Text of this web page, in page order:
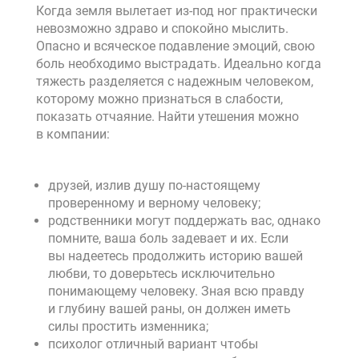
Когда земля вылетает из-под ног практически
невозможно здраво и спокойно мыслить.
Опасно и всяческое подавление эмоций, свою
боль необходимо выстрадать. Идеально когда
тяжесть разделяется с надежным человеком,
которому можно признаться в слабости,
показать отчаяние. Найти утешения можно
в компании:
друзей, излив душу по-настоящему
проверенному и верному человеку;
родственники могут поддержать вас, однако
помните, ваша боль задевает и их. Если
вы надеетесь продолжить историю вашей
любви, то доверьтесь исключительно
понимающему человеку. Зная всю правду
и глубину вашей раны, он должен иметь
силы простить изменника;
психолог отличный вариант чтобы